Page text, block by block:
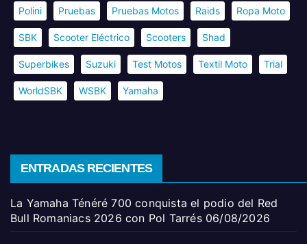
Polini Pruebas Pruebas Motos Raids Ropa Moto
SBK Scooter Eléctrico Scooters Shad
Superbikes Suzuki Test Motos Textil Moto Trial
WorldSBK WSBK Yamaha
ENTRADAS RECIENTES
La Yamaha Ténéré 700 conquista el podio del Red
Bull Romaniacs 2026 con Pol Tarrés 06/08/2026